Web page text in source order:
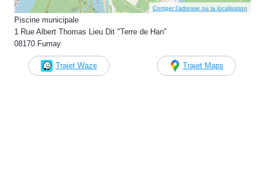
Corriger l’adresse ou la localisation
Piscine municipale
1 Rue Albert Thomas Lieu Dit "Terre de Han"
08170 Fumay
Trajet Waze Trajet Maps